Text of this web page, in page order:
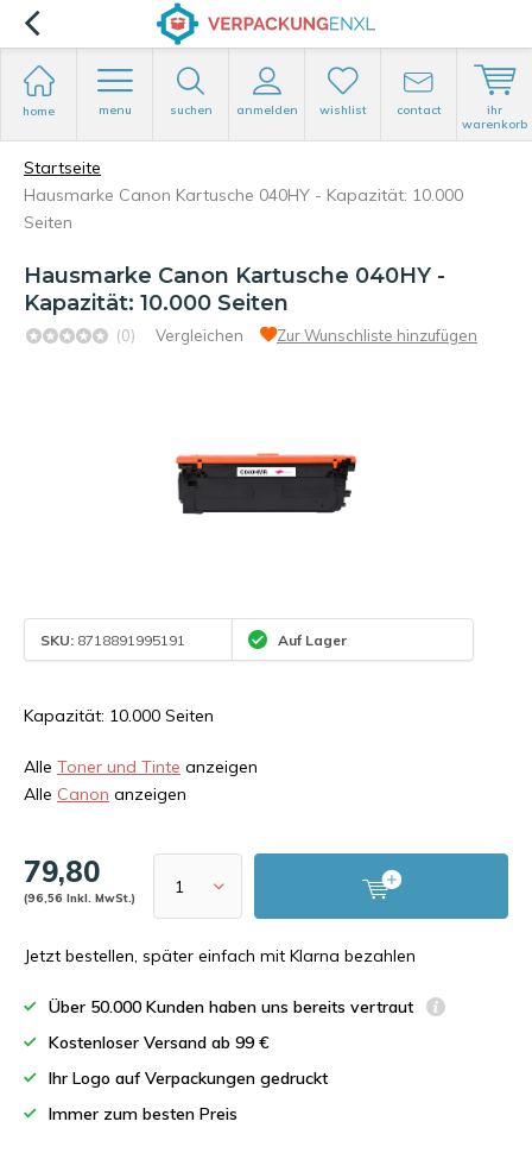
home menu suchen anmelden wishlist contact
ihr
warenkorb
Startseite
Hausmarke Canon Kartusche 040HY - Kapazität: 10.000
Seiten
Hausmarke Canon Kartusche 040HY -
Kapazität: 10.000 Seiten
(0) Vergleichen Zur Wunschliste hinzufügen
SKU: 8718891995191 Auf Lager
Kapazität: 10.000 Seiten
Alle Toner und Tinte anzeigen
Alle Canon anzeigen
79,80
(96,56 Inkl. MwSt.)
Jetzt bestellen, später einfach mit Klarna bezahlen
Über 50.000 Kunden haben uns bereits vertraut
Kostenloser Versand ab 99 €
Ihr Logo auf Verpackungen gedruckt
Immer zum besten Preis